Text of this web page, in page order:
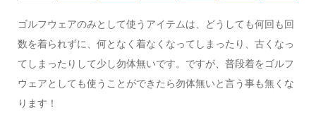
ゴルフウェアのみとして使うアイテムは、どうしても何回も回
数を着られずに、何となく着なくなってしまったり、古くなっ
てしまったりして少し勿体無いです。ですが、普段着をゴルフ
ウェアとしても使うことができたら勿体無いと言う事も無くな
ります！